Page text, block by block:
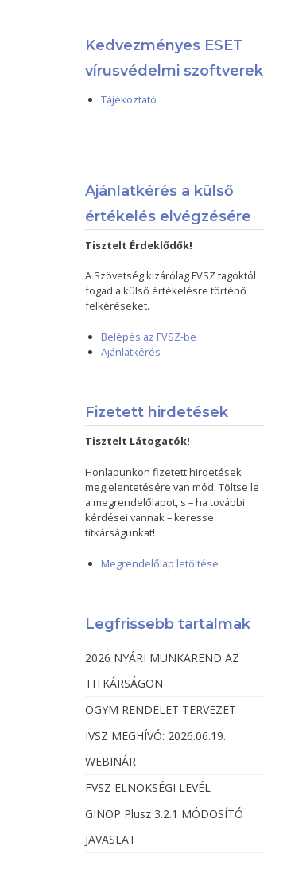
Kedvezményes ESET
vírusvédelmi szoftverek
Tájékoztató
Ajánlatkérés a külső
értékelés elvégzésére
Tisztelt Érdeklődők!
A Szövetség kizárólag FVSZ tagoktól
fogad a külső értékelésre történő
felkéréseket.
Belépés az FVSZ-be
Ajánlatkérés
Fizetett hirdetések
Tisztelt Látogatók!
Honlapunkon fizetett hirdetések
megjelentetésére van mód. Töltse le
a megrendelőlapot, s – ha további
kérdései vannak – keresse
titkárságunkat!
Megrendelőlap letöltése
Legfrissebb tartalmak
2026 NYÁRI MUNKAREND AZ
TITKÁRSÁGON
OGYM RENDELET TERVEZET
IVSZ MEGHÍVÓ: 2026.06.19.
WEBINÁR
FVSZ ELNÖKSÉGI LEVÉL
GINOP Plusz 3.2.1 MÓDOSÍTÓ
JAVASLAT